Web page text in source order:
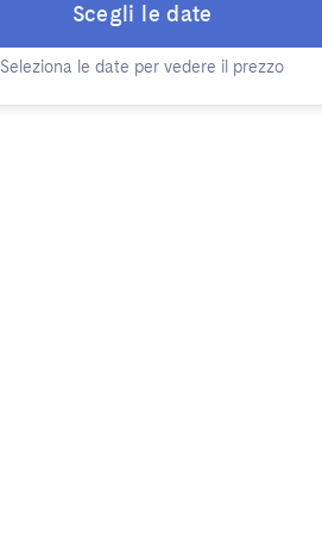
Scegli le date
Seleziona le date per vedere il prezzo